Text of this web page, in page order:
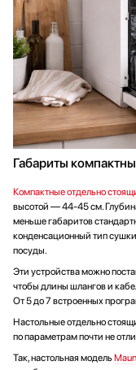
Габариты
Компактные отдельно
высотой — 44-45 см.
меньше габаритов
конденсационный тип
посуды.
Эти устройства можно
чтобы длины шлангов и
От 5 до 7 встроенных
Настольные отдельно
по параметрам почти не
Так, настольная модель